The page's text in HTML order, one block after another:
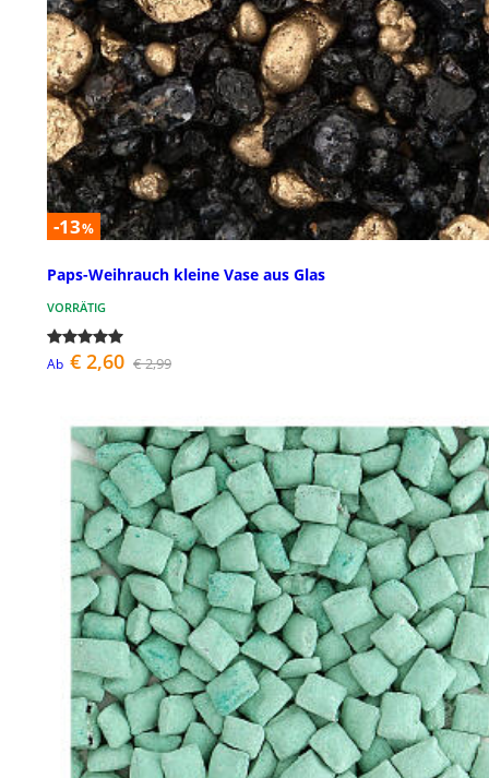
-13%
Paps-Weihrauch kleine Vase aus Glas
VORRÄTIG
Ab € 2,60 € 2,99